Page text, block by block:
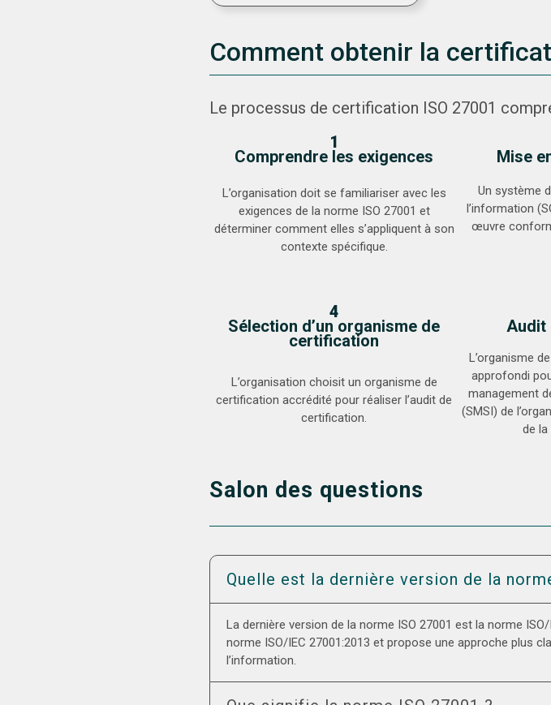
Comment obtenir la
Le processus de certification ISO 27001
1
Comprendre les exigences
L’organisation doit se familiariser avec les
exigences de la norme ISO 27001 et
déterminer comment elles s’appliquent à son
contexte spécifique.
Mise
Un système
l’information
œuvre
4
Sélection d’un organisme de
certification
L’organisation choisit un organisme de
certification accrédité pour réaliser l’audit de
certification.
Audit
L’organisme
approfondi
management
(SMSI) de
de la
Salon des questions
Quelle est la dernière version de la
La dernière version de la norme ISO 27001 est la norme
norme ISO/IEC 27001:2013 et propose une approche plus
l’information.